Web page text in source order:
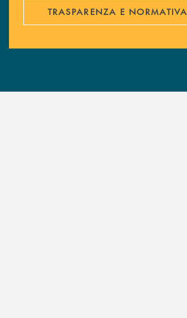
TRASPARENZA E NORMATIVA